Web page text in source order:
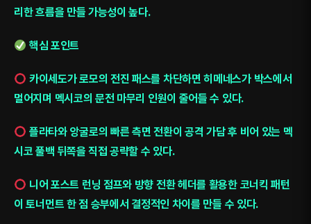
리한 흐름을 만들 가능성이 높다.
핵심 포인트
카이세도가 로모의 전진 패스를 차단하면 히메네스가 박스에서
멀어지며 멕시코의 문전 마무리 인원이 줄어들 수 있다.
플라타와 앙굴로의 빠른 측면 전환이 공격 가담 후 비어 있는 멕
시코 풀백 뒤쪽을 직접 공략할 수 있다.
니어 포스트 런닝 점프와 방향 전환 헤더를 활용한 코너킥 패턴
이 토너먼트 한 점 승부에서 결정적인 차이를 만들 수 있다.